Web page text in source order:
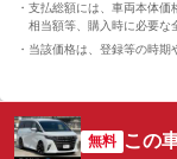
支払総額には、車両本体価
相当額等、購入時に必要な
当該価格は、登録等の時期
無料 この